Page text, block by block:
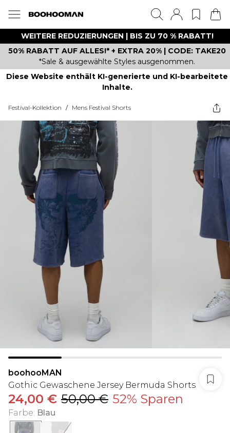
WEITERE REDUZIERUNGEN | BIS ZU 70 % RABATT!
50% RABATT AUF ALLES!* + EXTRA 20% | CODE: TAKE20
*Sale & ausgewählte Styles ausgenommen.
Diese Website enthält KI-generierte und KI-bearbeitete
Inhalte.
Festival-Kollektion / Mens Festival Shorts
boohooMAN
Gothic Gewaschene Jersey Bermuda Shorts
24,00 € 50,00 € 52% Sparen
Farbe: Blau